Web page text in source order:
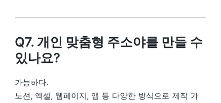
Q7. 개인 맞춤형 주소야를 만들 수
있나요?
가능하다.
노션, 엑셀, 웹페이지, 앱 등 다양한 방식으로 제작 가